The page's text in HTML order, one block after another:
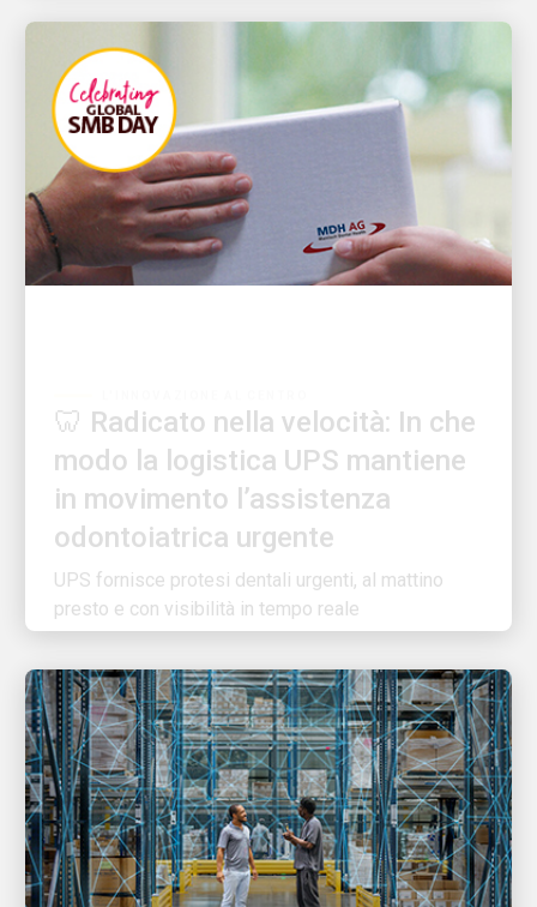
modo la logistica UPS mantiene
in movimento l’assistenza
odontoiatrica urgente
UPS fornisce protesi dentali urgenti, al mattino
presto e con visibilità in tempo reale